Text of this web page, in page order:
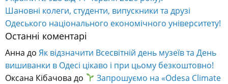
Шановні колеги, студенти, випускники та друзі
Одеського національного економічного університету!
Останні коментарі
Анна до Як відзначити Всесвітній день музеїв та День
вишиванки в Одесі цікаво і при цьому безкоштовно!
Оксана Кібачова до
Запрошуємо на «Odesa Climate